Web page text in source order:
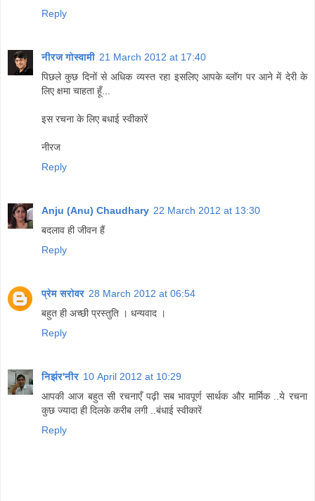
Reply
नीरज गोस्वामी 21 March 2012 at 17:40
पिछले कुछ दिनों से अधिक व्यस्त रहा इसलिए आपके ब्लॉग पर आने में देरी के
लिए क्षमा चाहता हूँ...
इस रचना के लिए बधाई स्वीकारें
नीरज
Reply
Anju (Anu) Chaudhary 22 March 2012 at 13:30
बदलाव ही जीवन हैं
Reply
प्रेम सरोवर 28 March 2012 at 06:54
बहुत ही अच्छी प्रस्तुति । धन्यवाद ।
Reply
निर्झर'नीर 10 April 2012 at 10:29
आपकी आज बहुत सी रचनाएँ पढ़ी सब भावपूर्ण सार्थक और मार्मिक ..ये रचना
कुछ ज्यादा ही दिलके करीब लगी ..बंधाई स्वीकारें
Reply